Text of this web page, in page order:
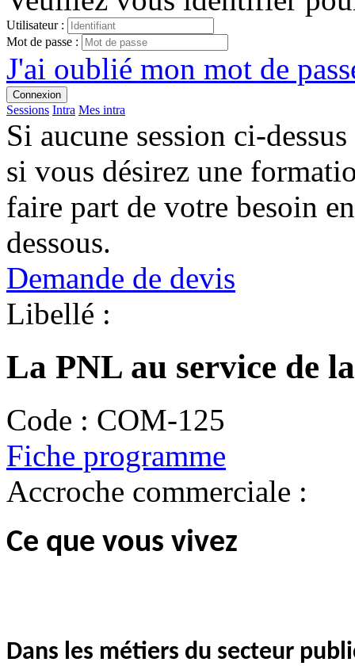
Utilisateur :
Mot de passe :
J'ai oublié mon mot de
Connexion
Sessions Intra Mes intra
Si aucune session ci-
si vous désirez une
faire part de votre besoin
dessous.
Demande de devis
Libellé :
La PNL au service de
Code : COM-125
Fiche programme
Accroche commerciale :
Ce que vous vivez
Dans les métiers du secteur